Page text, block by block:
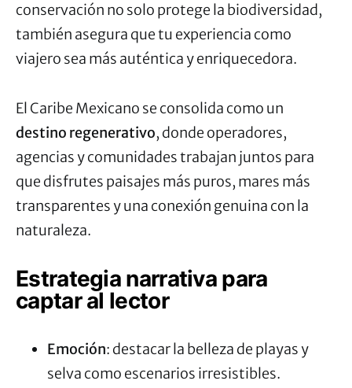
conservación no solo protege la biodiversidad,
también asegura que tu experiencia como
viajero sea más auténtica y enriquecedora.
El Caribe Mexicano se consolida como un
destino regenerativo, donde operadores,
agencias y comunidades trabajan juntos para
que disfrutes paisajes más puros, mares más
transparentes y una conexión genuina con la
naturaleza.
Estrategia narrativa para
captar al lector
Emoción: destacar la belleza de playas y
selva como escenarios irresistibles.